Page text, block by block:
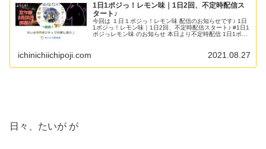
1日1ポジっ！レモン味｜1日2回、不定時配信ス
タート♪
今回は １日１ポジっ！レモン味 配信のお知らせです♪ 1日
1ポジっ！レモン味｜1日2回、不定時配信スタート♪ #1日1
ポジっレモン味 のお知らせ 本日より不定時配信 1日1ポジ
ichinichiichipoji.com 2021.08.27
日々、たいが が